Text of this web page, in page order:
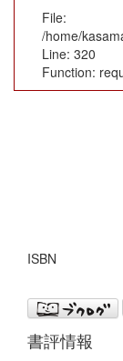
File:
/home/
Line: 320
Function:
ISBN
書評情報